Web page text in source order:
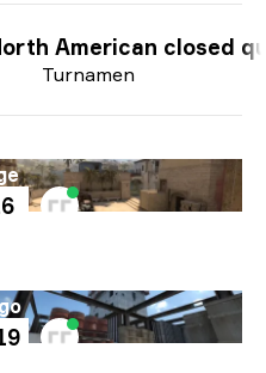
Turnamen
American closed